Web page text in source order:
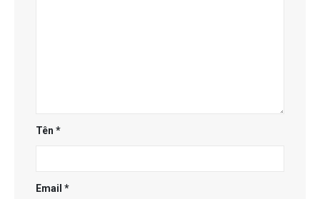
Tên*
Email*